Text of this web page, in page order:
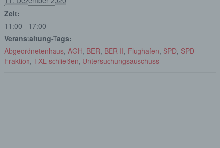
Zeit:
11:00 - 17:00
Veranstaltung-Tags:
Abgeordnetenhaus, AGH, BER, BER II, Flughafen, SPD, SPD-
Fraktion, TXL schließen, Untersuchungsauschuss